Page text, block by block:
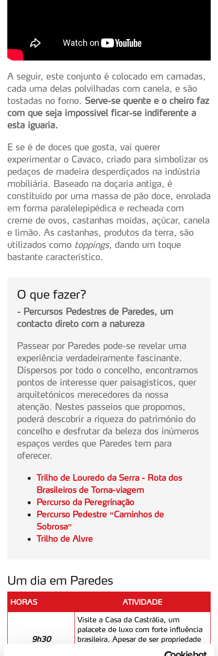
A seguir, este conjunto é colocado em camadas,
cada uma delas polvilhadas com canela, e são
tostadas no forno. Serve-se quente e o cheiro faz
com que seja impossível ficar-se indiferente a
esta iguaria.
E se é de doces que gosta, vai querer
experimentar o Cavaco, criado para simbolizar os
pedaços de madeira desperdiçados na indústria
mobiliária. Baseado na doçaria antiga, é
constituído por uma massa de pão doce, enrolada
em forma paralelepipédica e recheada com
creme de ovos, castanhas moídas, açúcar, canela
e limão. As castanhas, produtos da terra, são
utilizados como toppings, dando um toque
bastante característico.
O que fazer?
- Percursos Pedestres de Paredes, um
contacto direto com a natureza
Passear por Paredes pode-se revelar uma
experiência verdadeiramente fascinante.
Dispersos por todo o concelho, encontramos
pontos de interesse quer paisagísticos, quer
arquitetónicos merecedores da nossa
atenção. Nestes passeios que propomos,
poderá descobrir a riqueza do património do
concelho e desfrutar da beleza dos inúmeros
espaços verdes que Paredes tem para
oferecer.
Trilho de Louredo da Serra - Rota dos
Brasileiros de Torna-viagem
Percurso da Peregrinação
Percurso Pedestre “Caminhos de
Sobrosa”
Trilho de Alvre
Um dia em Paredes
HORAS ATIVIDADE
9h30
Visite a Casa da Castrália, um
palacete de luxo com forte influência
brasileira. Apesar de ser propriedade
privada, é possível visitar o seu